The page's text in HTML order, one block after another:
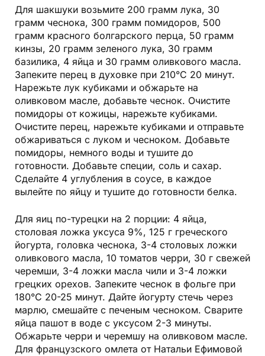
Для шакшуки возьмите 200 грамм лука, 30
грамм чеснока, 300 грамм помидоров, 500
грамм красного болгарского перца, 50 грамм
кинзы, 20 грамм зеленого лука, 30 грамм
базилика, 4 яйца и 30 грамм оливкового масла.
Запеките перец в духовке при 210°C 20 минут.
Нарежьте лук кубиками и обжарьте на
оливковом масле, добавьте чеснок. Очистите
помидоры от кожицы, нарежьте кубиками.
Очистите перец, нарежьте кубиками и отправьте
обжариваться с луком и чесноком. Добавьте
помидоры, немного воды и тушите до
готовности. Добавьте специи, соль и сахар.
Сделайте 4 углубления в соусе, в каждое
вылейте по яйцу и тушите до готовности белка.
Для яиц по-турецки на 2 порции: 4 яйца,
столовая ложка уксуса 9%, 125 г греческого
йогурта, головка чеснока, 3-4 столовых ложки
оливкового масла, 10 томатов черри, 30 г свежей
черемши, 3-4 ложки масла чили и 3-4 ложки
грецких орехов. Запеките чеснок в фольге при
180°C 20-25 минут. Дайте йогурту стечь через
марлю, смешайте с печеным чесноком. Сварите
яйца пашот в воде с уксусом 2-3 минуты.
Обжарьте черри и черемшу на оливковом масле.
Для французского омлета от Натальи Ефимовой